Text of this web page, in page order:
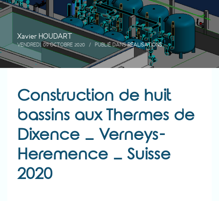
Xavier HOUDART
VENDREDI, 09 OCTOBRE 2020 / PUBLIÉ DANSRÉALISATIONS
Construction de huit
bassins aux Thermes de
Dixence – Verneys-
Heremence – Suisse
2020